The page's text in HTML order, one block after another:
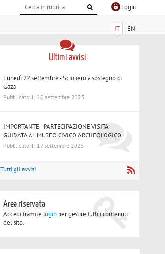
Login
IT EN
Ultimi avvisi
Lunedì 22 settembre - Sciopero a sostegno di
Gaza
Pubblicato il: 20 settembre 2025
IMPORTANTE - PARTECIPAZIONE VISITA
GUIDATA AL MUSEO CIVICO ARCHEOLOGICO
Pubblicato il: 17 settembre 2025
Tutti gli avvisi
Area riservata
Accedi tramite login per gestire tutti i contenuti
del sito.